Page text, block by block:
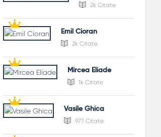
2k Citate
Emil Cioran
2k Citate
Mircea Eliade
1k Citate
Vasile Ghica
977 Citate